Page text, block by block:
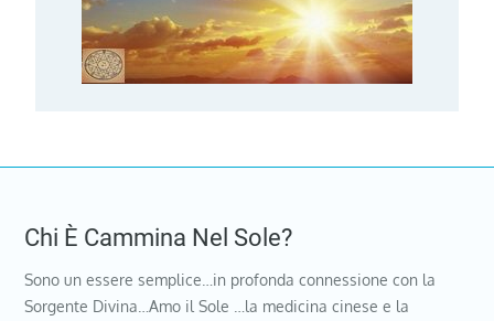
Chi È Cammina Nel Sole?
Sono un essere semplice…in profonda connessione con la
Sorgente Divina…Amo il Sole …la medicina cinese e la